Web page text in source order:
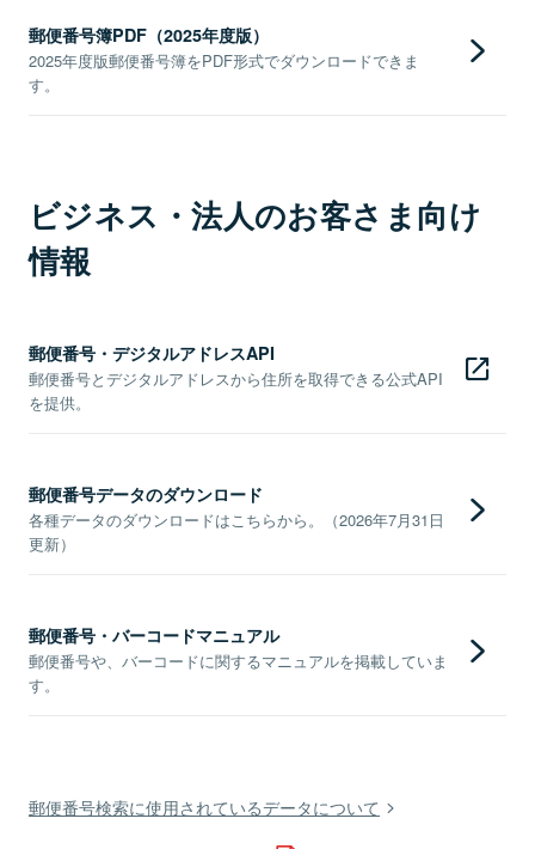
郵便番号簿PDF（2025年度版）
2025年度版郵便番号簿をPDF形式でダウンロードできま
す。
ビジネス・法人のお客さま向け
情報
郵便番号・デジタルアドレスAPI
郵便番号とデジタルアドレスから住所を取得できる公式API
を提供。
郵便番号データのダウンロード
各種データのダウンロードはこちらから。（2026年7月31日
更新）
郵便番号・バーコードマニュアル
郵便番号や、バーコードに関するマニュアルを掲載していま
す。
郵便番号検索に使用されているデータについて